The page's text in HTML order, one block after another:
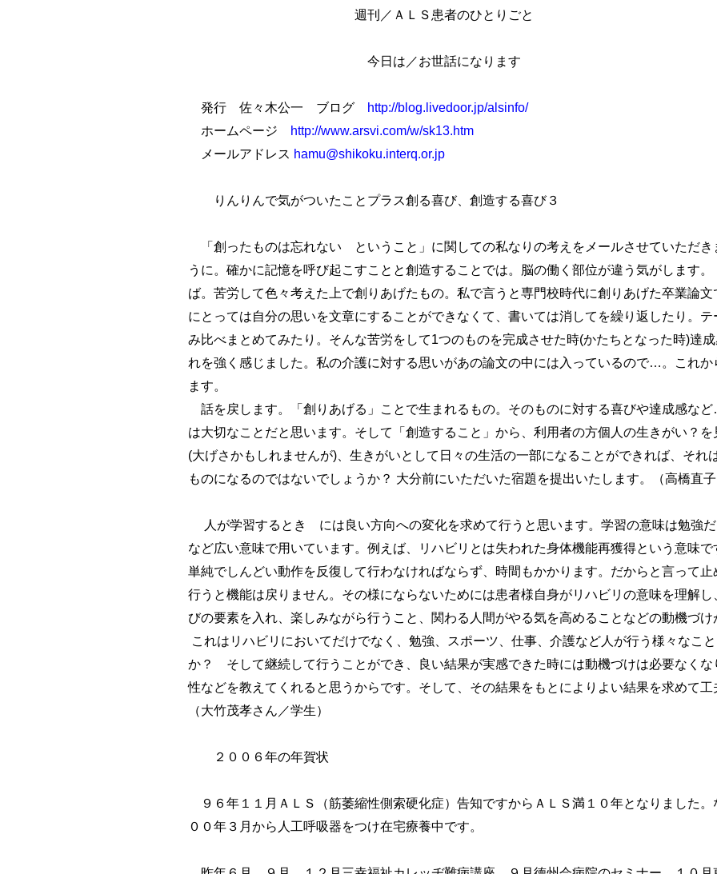
週刊／ＡＬＳ患者のひとりごと
今日は／お世話になります
発行 佐々木公一 ブログ
http://blog.livedoor.jp/alsinfo/
ホームページ
http://www.arsvi.com/w/sk13.htm
メールアドレス hamu@shikoku.interq.or.jp
りんりんで気がついたことプラス創る喜び、創造する喜び３
「創ったものは忘れない ということ」に関しての私なりの考えをメールさせていただき
うに。確かに記憶を呼び起こすことと創造することでは。脳の働く部位が違う気がします
ば。苦労して色々考えた上で創りあげたもの。私で言うと専門校時代に創りあげた卒業論
にとっては自分の思いを文章にすることができなくて、書いては消してを繰り返したり。
み比べまとめてみたり。そんな苦労をして1つのものを完成させた時(かたちとなった時)達
れを強く感じました。私の介護に対する思いがあの論文の中には入っているので…。これ
ます。
話を戻します。「創りあげる」ことで生まれるもの。そのものに対する喜びや達成感な
は大切なことだと思います。そして「創造すること」から、利用者の方個人の生きがい？
(大げさかもしれませんが)、生きがいとして日々の生活の一部になることができれば、それ
ものになるのではないでしょうか？ 大分前にいただいた宿題を提出いたします。（高橋直
人が学習するとき には良い方向への変化を求めて行うと思います。学習の意味は勉強
など広い意味で用いています。例えば、リハビリとは失われた身体機能再獲得という意味
単純でしんどい動作を反復して行わなければならず、時間もかかります。だからと言って
行うと機能は戻りません。その様にならないためには患者様自身がリハビリの意味を理解
びの要素を入れ、楽しみながら行うこと、関わる人間がやる気を高めることなどの動機づ
これはリハビリにおいてだけでなく、勉強、スポーツ、仕事、介護など人が行う様々なこ
か？ そして継続して行うことができ、良い結果が実感できた時には動機づけは必要なくな
性などを教えてくれると思うからです。そして、その結果をもとによりよい結果を求めて
（大竹茂孝さん／学生）
２００６年の年賀状
９６年１１月ＡＬＳ（筋萎縮性側索硬化症）告知ですからＡＬＳ満１０年となりました
００年３月から人工呼吸器をつけ在宅療養中です。